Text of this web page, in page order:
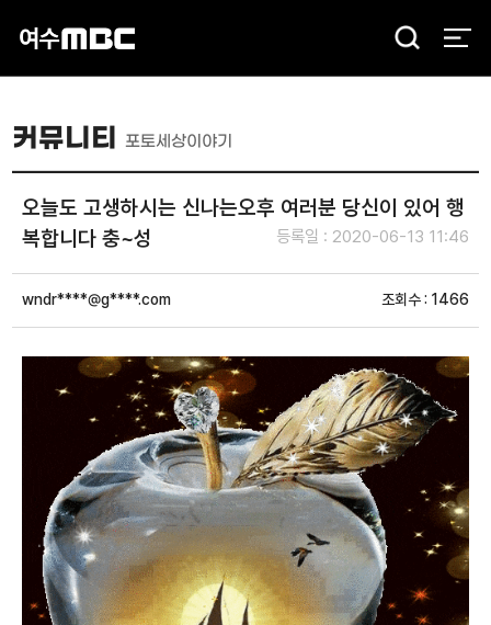
검
커뮤니티 포토세상이야기
오늘도 고생하시는 신나는오후 여러분 당신이 있어 행
복합니다 충~성
등록일 : 2020-06-13 11:46
wndr****@g****.com 조회수 : 1466